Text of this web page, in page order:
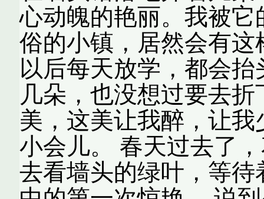
心动魄的艳丽。我被
俗的小镇，居然会有
以后每天放学，都会
几朵，也没想过要去
美，这美让我醉，让
小会儿。 春天过去了
去看墙头的绿叶，等